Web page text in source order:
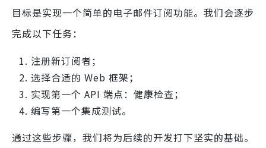
目标是实现一个简单的电子邮件订阅功能。我们会逐步
完成以下任务：
注册新订阅者；
选择合适的 Web 框架；
实现第一个 API 端点：健康检查；
编写第一个集成测试。
通过这些步骤，我们将为后续的开发打下坚实的基础。